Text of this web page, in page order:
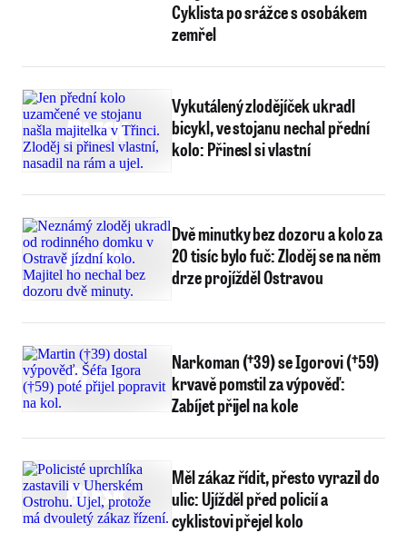
Cyklista po srážce s osobákem
zemřel
Vykutálený zlodějíček ukradl
bicykl, ve stojanu nechal přední
kolo: Přinesl si vlastní
Dvě minutky bez dozoru a kolo za
20 tisíc bylo fuč: Zloděj se na něm
drze projížděl Ostravou
Narkoman (†39) se Igorovi (†59)
krvavě pomstil za výpověď:
Zabíjet přijel na kole
Měl zákaz řídit, přesto vyrazil do
ulic: Ujížděl před policií a
cyklistovi přejel kolo